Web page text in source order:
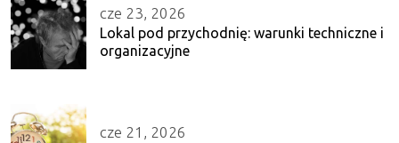
cze 23, 2026
Lokal pod przychodnię: warunki techniczne i
organizacyjne
cze 21, 2026